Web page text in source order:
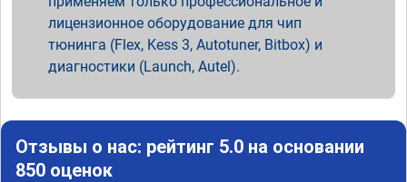
лицензионное оборудование для чип
тюнинга (Flex, Kess 3, Autotuner, Bitbox) и
диагностики (Launch, Autel).
Отзывы о нас: рейтинг 5.0 на основании
850 оценок